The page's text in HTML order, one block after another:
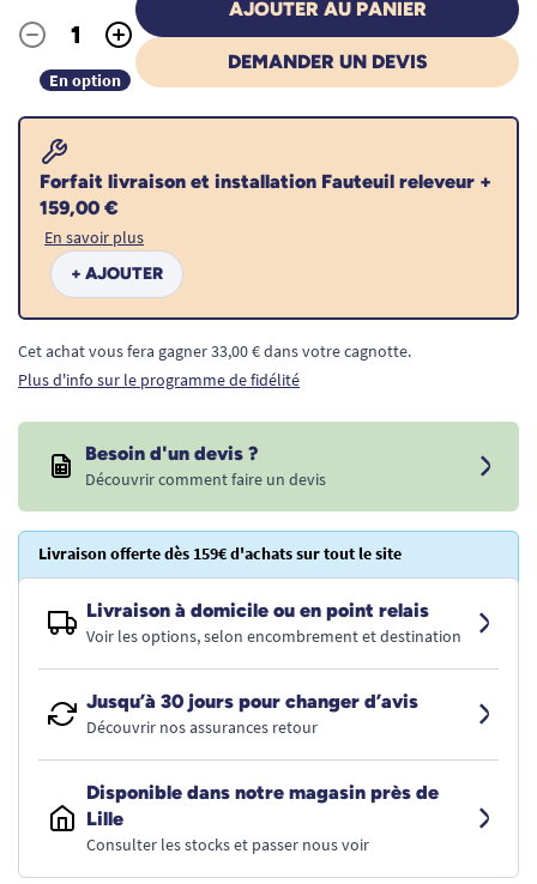
Quantité
- +
AJOUTER AU PANIER
DEMANDER UN DEVIS
En option
Forfait livraison et installation Fauteuil releveur +
159,00 €
En savoir plus
+ AJOUTER
Cet achat vous fera gagner 33,00 € dans votre cagnotte.
Plus d'info sur le programme de fidélité
Besoin d'un devis ?
Découvrir comment faire un devis
Livraison offerte dès 159€ d'achats sur tout le site
Livraison à domicile ou en point relais
Voir les options, selon encombrement et destination
Jusqu’à 30 jours pour changer d’avis
Découvrir nos assurances retour
Disponible dans notre magasin près de
Lille
Consulter les stocks et passer nous voir